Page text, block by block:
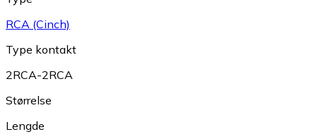
RCA (Cinch)
Type kontakt
2RCA-2RCA
Størrelse
Lengde